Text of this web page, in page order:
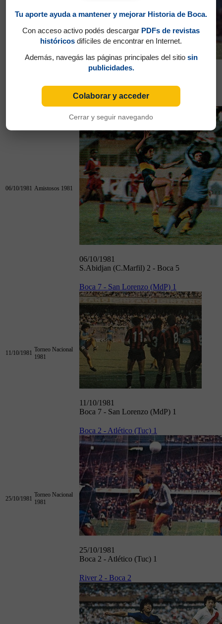
15/09/1981 Amistosos 1981
15/09/1981
06/10/1981 Amistosos 1981
S.Abidjan (C.Marfil) 2 - Boca 5
06/10/1981
S.Abidjan (C.Marfil) 2 - Boca 5
11/10/1981 Torneo Nacional
1981
Boca 7 - San Lorenzo (MdP) 1
11/10/1981
Boca 7 - San Lorenzo (MdP) 1
25/10/1981
Torneo Nacional
1981
Boca 2 - Atlético (Tuc) 1
25/10/1981
Boca 2 - Atlético (Tuc) 1
River 2 - Boca 2
Tu aporte ayuda a mantener y mejorar Historia de Boca.
Con acceso activo podés descargar PDFs de revistas
históricos difíciles de encontrar en Internet.
Además, navegás las páginas principales del sitio sin
publicidades.
Colaborar y acceder
Cerrar y seguir navegando